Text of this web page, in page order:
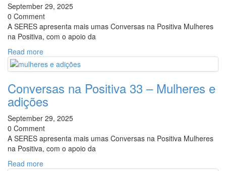
September 29, 2025
0 Comment
A SERES apresenta mais umas Conversas na Positiva Mulheres
na Positiva, com o apoio da
Read more
Conversas na Positiva 33 – Mulheres e
adições
September 29, 2025
0 Comment
A SERES apresenta mais umas Conversas na Positiva Mulheres
na Positiva, com o apoio da
Read more